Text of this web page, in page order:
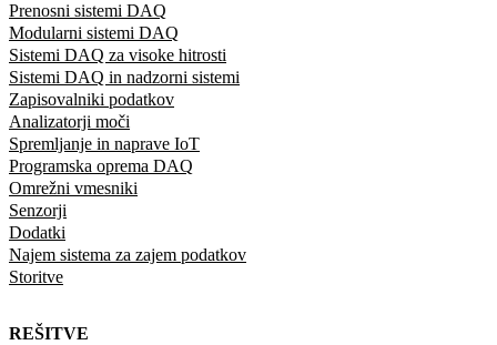
Prenosni sistemi DAQ
Modularni sistemi DAQ
Sistemi DAQ za visoke hitrosti
Sistemi DAQ in nadzorni sistemi
Zapisovalniki podatkov
Analizatorji moči
Spremljanje in naprave IoT
Programska oprema DAQ
Omrežni vmesniki
Senzorji
Dodatki
Najem sistema za zajem podatkov
Storitve
REŠITVE